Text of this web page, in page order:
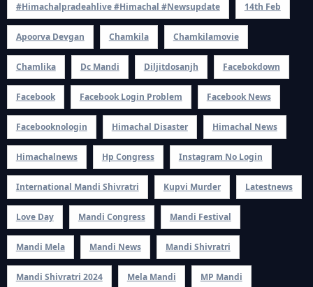
#himachalpradeahlive #himachal #newsupdate 14th Feb
Apoorva Devgan Chamkila Chamkilamovie
Chamlika Dc Mandi Diljitdosanjh Facebokdown
Facebook Facebook Login Problem Facebook News
Facebooknologin Himachal Disaster Himachal News
Himachalnews Hp Congress Instagram No Login
International Mandi Shivratri Kupvi Murder Latestnews
Love Day Mandi Congress Mandi Festival
Mandi Mela Mandi News Mandi Shivratri
Mandi Shivratri 2024 Mela Mandi MP Mandi